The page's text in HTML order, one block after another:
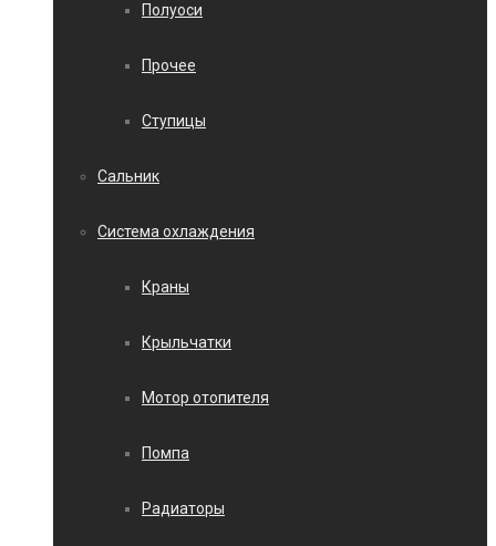
Полуоси
Прочее
Ступицы
Сальник
Система охлаждения
Краны
Крыльчатки
Мотор отопителя
Помпа
Радиаторы